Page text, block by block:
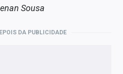
Sousa
DA PUBLICIDADE